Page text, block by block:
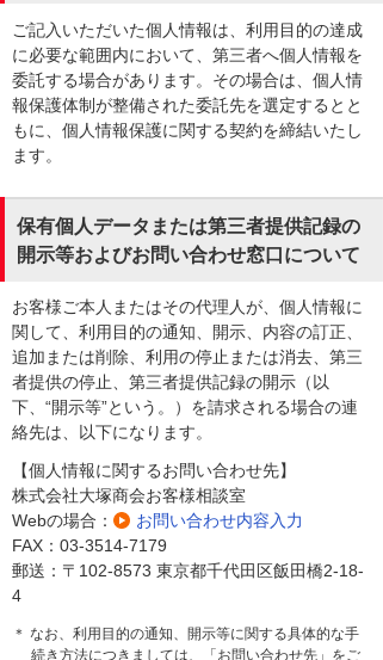
ご記入いただいた個人情報は、利用目的の達成
に必要な範囲内において、第三者へ個人情報を
委託する場合があります。その場合は、個人情
報保護体制が整備された委託先を選定するとと
もに、個人情報保護に関する契約を締結いたし
ます。
保有個人データまたは第三者提供記録の
開示等およびお問い合わせ窓口について
お客様ご本人またはその代理人が、個人情報に
関して、利用目的の通知、開示、内容の訂正、
追加または削除、利用の停止または消去、第三
者提供の停止、第三者提供記録の開示（以
下、“開示等”という。）を請求される場合の連
絡先は、以下になります。
【個人情報に関するお問い合わせ先】
株式会社大塚商会お客様相談室
Webの場合：
お問い合わせ内容入力
FAX：03-3514-7179
郵送：〒102-8573 東京都千代田区飯田橋2-18-
4
＊ なお、利用目的の通知、開示等に関する具体的な手
続き方法につきましては、「お問い合わせ先」をご